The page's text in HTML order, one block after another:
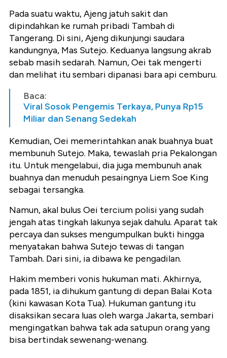
Pada suatu waktu, Ajeng jatuh sakit dan
dipindahkan ke rumah pribadi Tambah di
Tangerang. Di sini, Ajeng dikunjungi saudara
kandungnya, Mas Sutejo. Keduanya langsung akrab
sebab masih sedarah. Namun, Oei tak mengerti
dan melihat itu sembari dipanasi bara api cemburu.
Baca:
Viral Sosok Pengemis Terkaya, Punya Rp15
Miliar dan Senang Sedekah
Kemudian, Oei memerintahkan anak buahnya buat
membunuh Sutejo. Maka, tewaslah pria Pekalongan
itu. Untuk mengelabui, dia juga membunuh anak
buahnya dan menuduh pesaingnya Liem Soe King
sebagai tersangka.
Namun, akal bulus Oei tercium polisi yang sudah
jengah atas tingkah lakunya sejak dahulu. Aparat tak
percaya dan sukses mengumpulkan bukti hingga
menyatakan bahwa Sutejo tewas di tangan
Tambah. Dari sini, ia dibawa ke pengadilan.
Hakim memberi vonis hukuman mati. Akhirnya,
pada 1851, ia dihukum gantung di depan Balai Kota
(kini kawasan Kota Tua). Hukuman gantung itu
disaksikan secara luas oleh warga Jakarta, sembari
mengingatkan bahwa tak ada satupun orang yang
bisa bertindak sewenang-wenang.